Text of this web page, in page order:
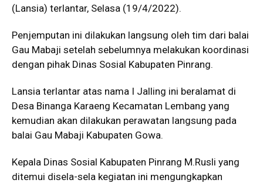
(Lansia) terlantar, Selasa (19/4/2022).
Penjemputan ini dilakukan langsung oleh tim dari balai
Gau Mabaji setelah sebelumnya melakukan koordinasi
dengan pihak Dinas Sosial Kabupaten Pinrang.
Lansia terlantar atas nama I Jalling ini beralamat di
Desa Binanga Karaeng Kecamatan Lembang yang
kemudian akan dilakukan perawatan langsung pada
balai Gau Mabaji Kabupaten Gowa.
Kepala Dinas Sosial Kabupaten Pinrang M.Rusli yang
ditemui disela-sela kegiatan ini mengungkapkan